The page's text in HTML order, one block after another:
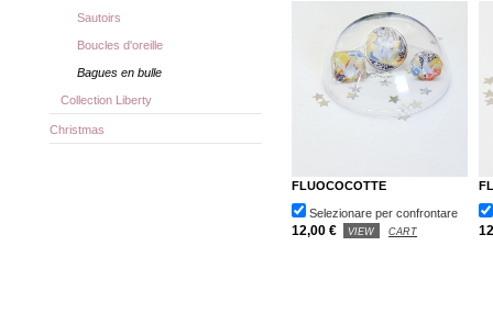
FLUOCOCOTTE
Selezionare per confrontare
12,00 € VIEW CART
Sautoirs
Boucles d'oreille
Bagues en bulle
Collection Liberty
Christmas